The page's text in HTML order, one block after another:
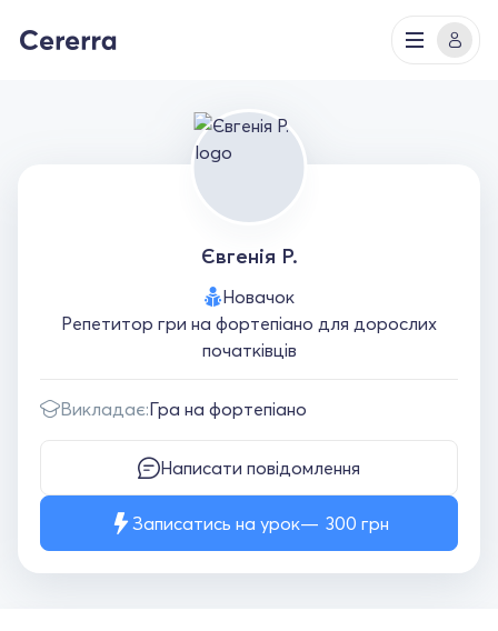
Євгенія Р.
Новачок
Репетитор гри на фортепіано для дорослих
початківців
Викладає:Гра на фортепіано
Написати повідомлення
Записатись на урок 300 грн